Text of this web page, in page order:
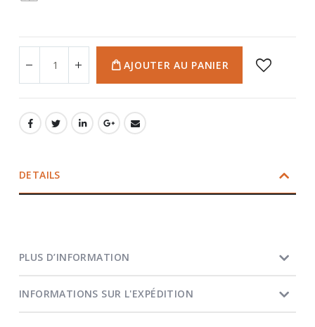
AJOUTER AU PANIER
DETAILS
PLUS D’INFORMATION
INFORMATIONS SUR L'EXPÉDITION